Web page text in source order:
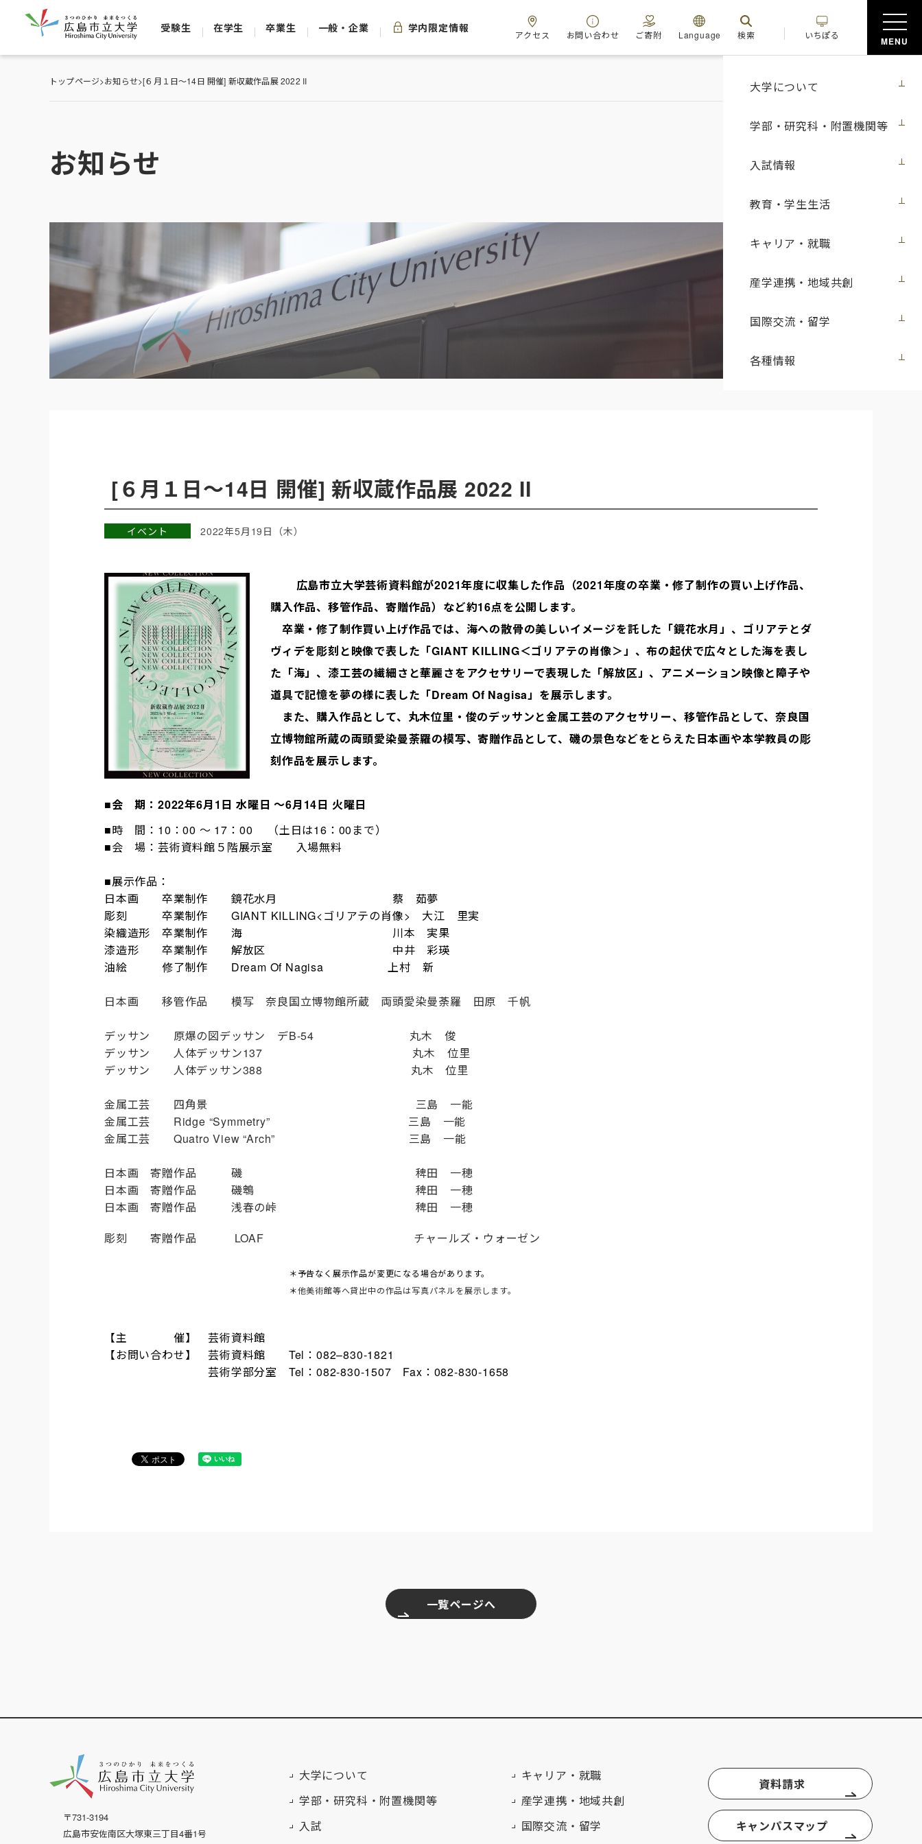
大学について
学部・研究科・附置機関等
入試情報
教育・学生生活
キャリア・就職
産学連携・地域共創
国際交流・留学
各種情報
受験生 在学生 卒業生 一般・企業 学内限定情報
アクセス お問い合わせ ご寄附 Language 検索 いちぽる
MENU
トップページ>お知らせ>[６月１日～14日 開催] 新収蔵作品展 2022 II
お知らせ
[６月１日～14日 開催] 新収蔵作品展 2022 II
イベント 2022年5月19日（木）
広島市立大学芸術資料館が2021年度に収集した作品（2021年度の卒業・修了制作の買い上げ作品、
購入作品、移管作品、寄贈作品）など約16点を公開します。
卒業・修了制作買い上げ作品では、海への散骨の美しいイメージを託した「鏡花水月」、ゴリアテとダ
ヴィデを彫刻と映像で表した「GIANT KILLING＜ゴリアテの肖像＞」、布の起伏で広々とした海を表し
た「海」、漆工芸の繊細さと華麗さをアクセサリーで表現した「解放区」、アニメーション映像と障子や
道具で記憶を夢の様に表した「Dream Of Nagisa」を展示します。
また、購入作品として、丸木位里・俊のデッサンと金属工芸のアクセサリー、移管作品として、奈良国
立博物館所蔵の両頭愛染曼荼羅の模写、寄贈作品として、磯の景色などをとらえた日本画や本学教員の彫
刻作品を展示します。
■会 期：2022年6月1日 水曜日 ～6月14日 火曜日
■時 間：10：00 ～ 17：00 （土日は16：00まで）
■会 場：芸術資料館５階展示室 入場無料
■展示作品：
日本画 卒業制作 鏡花水月 蔡 茹夢
彫刻 卒業制作 GIANT KILLING<ゴリアテの肖像> 大江 里実
染織造形 卒業制作 海 川本 実果
漆造形 卒業制作 解放区 中井 彩瑛
油絵 修了制作 Dream Of Nagisa 上村 新
日本画 移管作品 模写 奈良国立博物館所蔵 両頭愛染曼荼羅 田原 千帆
デッサン 原爆の図デッサン デB-54
丸木 俊
デッサン 人体デッサン137
丸木 位里
デッサン 人体デッサン388 丸木 位里
金属工芸 四角景 三島 一能
金属工芸 Ridge “Symmetry” 三島 一能
金属工芸 Quatro View “Arch” 三島 一能
日本画 寄贈作品 磯 稗田 一穂
日本画 寄贈作品 磯鵯 稗田 一穂
日本画 寄贈作品 浅春の峠
稗田 一穂
彫刻 寄贈作品 LOAF チャールズ・ウォーゼン
＊予告なく展示作品が変更になる場合があります。
＊他美術館等へ貸出中の作品は写真パネルを展示します。
【主 催】 芸術資料館
【お問い合わせ】芸術資料館 Tel：082–830-1821
芸術学部分室 Tel：082-830-1507 Fax：082-830-1658
一覧ページへ
〒731-3194
広島市安佐南区大塚東三丁目4番1号
大学について
学部・研究科・附置機関等
入試
キャリア・就職
産学連携・地域共創
国際交流・留学
資料請求
キャンパスマップ